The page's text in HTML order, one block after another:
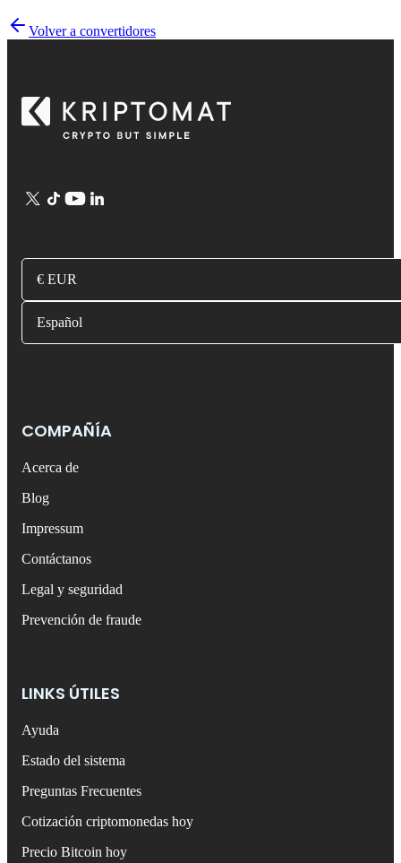
Volver a convertidores
€ EUR
Español
COMPAÑÍA
Acerca de
Blog
Impressum
Contáctanos
Legal y seguridad
Prevención de fraude
LINKS ÚTILES
Ayuda
Estado del sistema
Preguntas Frecuentes
Cotización criptomonedas hoy
Precio Bitcoin hoy